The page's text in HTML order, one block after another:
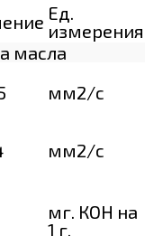
Ед.
измерения
масла
мм2/с
мм2/с
мг. КОН на
1 г.